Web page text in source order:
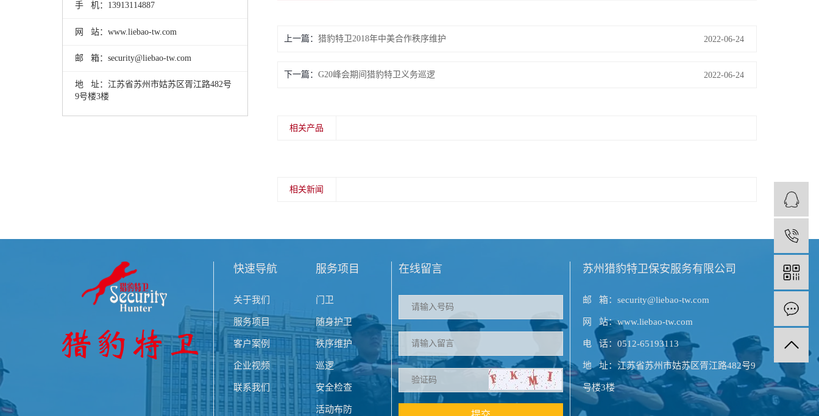
手 机： 13913114887
网 站：www.liebao-tw.com
邮 箱：security@liebao-tw.com
地 址：江苏省苏州市姑苏区胥江路482号
9号楼3楼
上一篇： 猎豹特卫2018年中美合作秩序维护 2022-06-24
下一篇： G20峰会期间猎豹特卫义务巡逻 2022-06-24
相关产品
相关新闻
快速导航
关于我们
服务项目
客户案例
企业视频
联系我们
服务项目
门卫
随身护卫
秩序维护
巡逻
安全检查
活动布防
在线留言 苏州猎豹特卫保安服务有限公司
邮 箱：security@liebao-tw.com
网 站：www.liebao-tw.com
电 话：0512-65193113
地 址：江苏省苏州市姑苏区胥江路482号9
号楼3楼